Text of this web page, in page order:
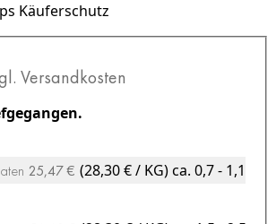
Käuferschutz
Versandkosten
25,47 € (28,30 € / KG)ca. 0,7 - 1,1